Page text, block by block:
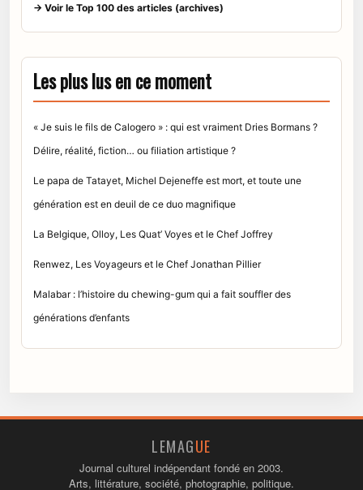
→ Voir le Top 100 des articles (archives)
Les plus lus en ce moment
« Je suis le fils de Calogero » : qui est vraiment Dries Bormans ?
Délire, réalité, fiction… ou filiation artistique ?
Le papa de Tatayet, Michel Dejeneffe est mort, et toute une
génération est en deuil de ce duo magnifique
La Belgique, Olloy, Les Quat’ Voyes et le Chef Joffrey
Renwez, Les Voyageurs et le Chef Jonathan Pillier
Malabar : l’histoire du chewing-gum qui a fait souffler des
générations d’enfants
LEMAGUE
Journal culturel indépendant fondé en 2003.
Arts, littérature, société, photographie, politique.